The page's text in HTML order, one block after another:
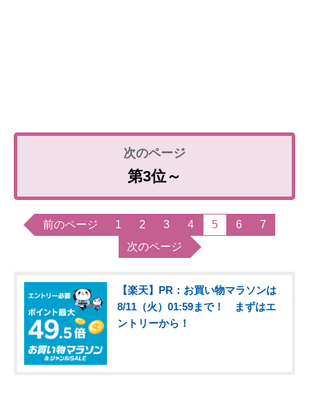
第3位～
前のページ 1 2 3 4 5 6
7
次のページ
【楽天】PR：お買い物マラソンは
8/11（火）01:59まで！ まずはエ
ントリーから！